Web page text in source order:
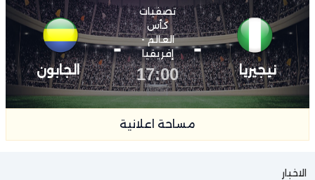
نيجيريا
-
تصفيات
كأس
العالم -
إفريقيا
17:00
-
الجابون
مساحة اعلانية
الاخبار